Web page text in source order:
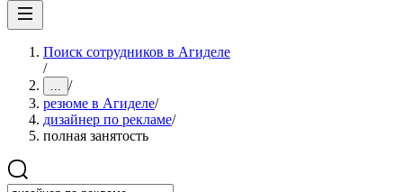
Поиск сотрудников в Агиделе
/
... /
резюме в Агиделе/
дизайнер по рекламе/
полная занятость